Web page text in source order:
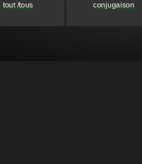
tout /tous
conjugaison